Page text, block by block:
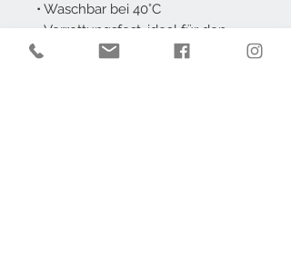
• Waschbar bei 40°C
• Verrottungsfest, ideal für den
Außenbereich